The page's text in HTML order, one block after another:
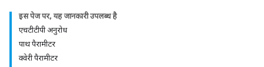
इस पेज पर, यह जानकारी उपलब्ध है
एचटीटीपी अनुरोध
पाथ पैरामीटर
क्वेरी पैरामीटर